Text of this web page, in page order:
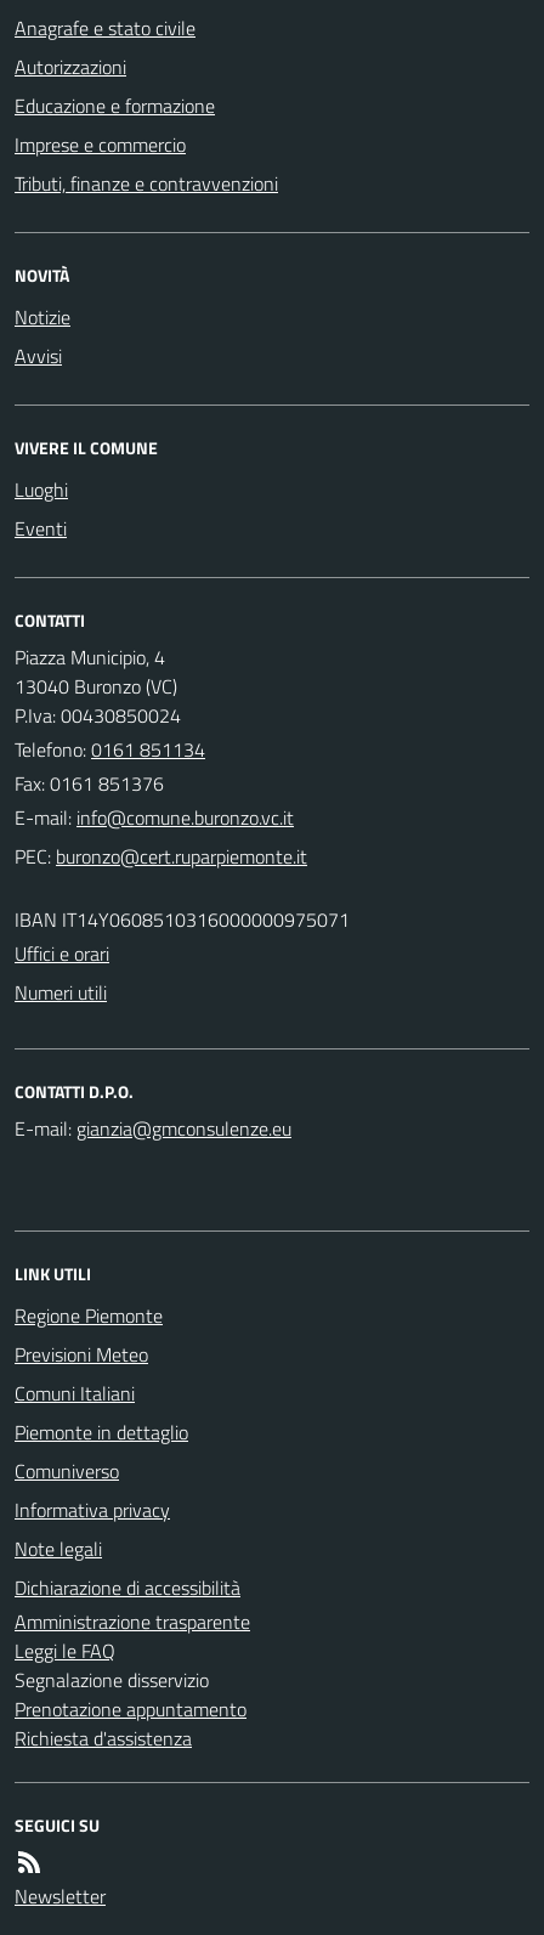
Anagrafe e stato civile
Autorizzazioni
Educazione e formazione
Imprese e commercio
Tributi, finanze e contravvenzioni
NOVITÀ
Notizie
Avvisi
VIVERE IL COMUNE
Luoghi
Eventi
CONTATTI
Piazza Municipio, 4
13040 Buronzo (VC)
P.Iva: 00430850024
Telefono:0161 851134
Fax: 0161 851376
E-mail:
PEC:
IBAN IT14Y0608510316000000975071
Uffici e orari
Numeri utili
CONTATTI D.P.O.
E-mail:
LINK UTILI
Regione Piemonte
Previsioni Meteo
Comuni Italiani
Piemonte in dettaglio
Comuniverso
Informativa privacy
Note legali
Dichiarazione di accessibilità
Amministrazione trasparente
Leggi le FAQ
Segnalazione disservizio
Prenotazione appuntamento
Richiesta d'assistenza
SEGUICI SU
Newsletter